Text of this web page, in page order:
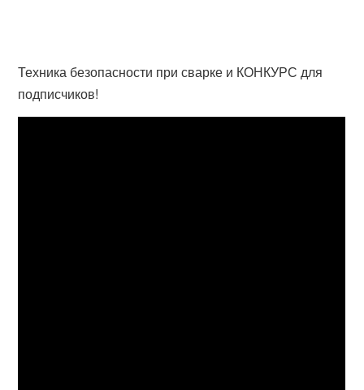
Техника безопасности при сварке и КОНКУРС для
подписчиков!